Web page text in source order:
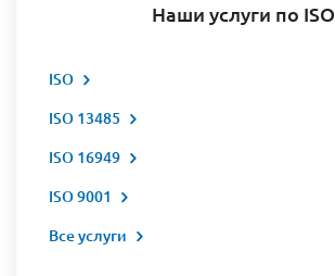
Наши услуги по ISO
ISO
ISO 13485
ISO 16949
ISO 9001
Все услуги